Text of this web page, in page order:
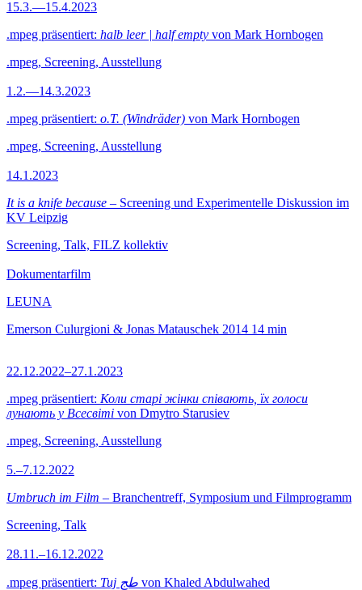
15.3.—15.4.2023
.mpeg präsentiert: halb leer | half empty von Mark Hornbogen
.mpeg, Screening, Ausstellung
1.2.—14.3.2023
.mpeg präsentiert: o.T. (Windräder) von Mark Hornbogen
.mpeg, Screening, Ausstellung
14.1.2023
It is a knife because – Screening und Experimentelle Diskussion im
KV Leipzig
Screening, Talk, FILZ kollektiv
Dokumentarfilm
LEUNA
Emerson Culurgioni & Jonas Matauschek 2014 14 min
22.12.2022–27.1.2023
.mpeg präsentiert: Коли старі жінки співають, їх голоси
лунають у Всесвіті von Dmytro Starusiev
.mpeg, Screening, Ausstellung
5.–7.12.2022
Umbruch im Film – Branchentreff, Symposium und Filmprogramm
Screening, Talk
28.11.–16.12.2022
.mpeg präsentiert: Tuj طج von Khaled Abdulwahed